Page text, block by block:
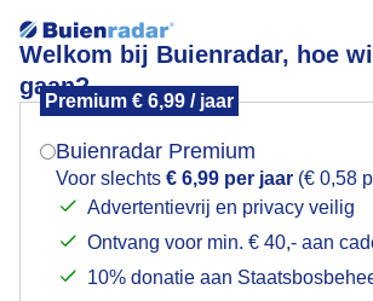
Welkom bij Buienradar, hoe
gaan?
Premium € 6,99 / jaar
Buienradar Premium
Voor slechts € 6,99 per jaar (€ 0,58
Advertentievrij en privacy veilig
Ontvang voor min. € 40,- aan
10% donatie aan
moederenkind
Een moment geduld aub...
Mogen we je locatie
Indien je hier nog geen akkoord op
verschijnt er zo een pop-up uit je